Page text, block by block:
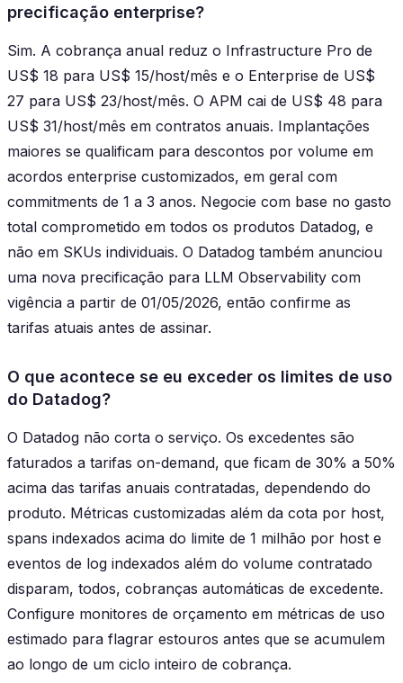
precificação enterprise?
Sim. A cobrança anual reduz o Infrastructure Pro de
US$ 18 para US$ 15/host/mês e o Enterprise de US$
27 para US$ 23/host/mês. O APM cai de US$ 48 para
US$ 31/host/mês em contratos anuais. Implantações
maiores se qualificam para descontos por volume em
acordos enterprise customizados, em geral com
commitments de 1 a 3 anos. Negocie com base no gasto
total comprometido em todos os produtos Datadog, e
não em SKUs individuais. O Datadog também anunciou
uma nova precificação para LLM Observability com
vigência a partir de 01/05/2026, então confirme as
tarifas atuais antes de assinar.
O que acontece se eu exceder os limites de uso
do Datadog?
O Datadog não corta o serviço. Os excedentes são
faturados a tarifas on-demand, que ficam de 30% a 50%
acima das tarifas anuais contratadas, dependendo do
produto. Métricas customizadas além da cota por host,
spans indexados acima do limite de 1 milhão por host e
eventos de log indexados além do volume contratado
disparam, todos, cobranças automáticas de excedente.
Configure monitores de orçamento em métricas de uso
estimado para flagrar estouros antes que se acumulem
ao longo de um ciclo inteiro de cobrança.